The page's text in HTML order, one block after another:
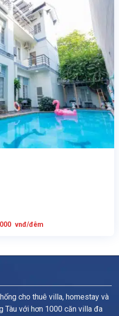
vnđ/
đêm.
vnđ/đêm
đêm.
cho thuê villa, homestay và
Tàu với hơn 1000 căn villa đa